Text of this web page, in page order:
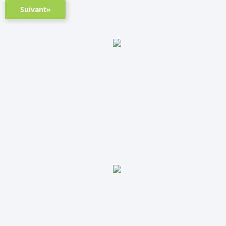
Suivant»